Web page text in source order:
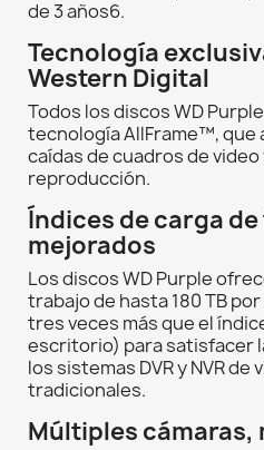
de 3 años6.
Tecnología
Western Digital
Todos los discos WD
tecnología AllFrame™, que
caídas de cuadros de
reproducción.
Índices de carga
mejorados
Los discos WD Purple
trabajo de hasta 180 TB
tres veces más que el
escritorio) para satisfacer
los sistemas DVR y NVR de
tradicionales.
Múltiples